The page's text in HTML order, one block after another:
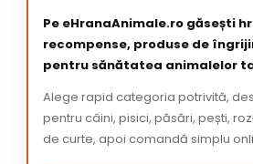
Pe eHranaAnimale.ro găsești
recompense, produse de
pentru sănătatea animalelor
Alege rapid categoria potrivită,
pentru câini, pisici, păsări, pești,
de curte, apoi comandă simplu